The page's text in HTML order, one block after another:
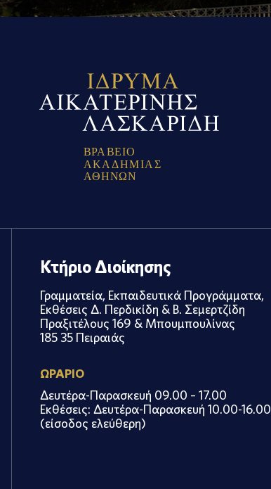
ΒΡΑ ΒΕΙΟ
ΑΚΑ ΔΗΜΙΑ Σ
ΑΘΗΝΩΝ
Κτήριο Διοίκησης
Γραμματεία, Εκπαιδευτικά Προγράμματα,
Εκθέσεις Δ. Περδικίδη & Β. Σεμερτζίδη
Πραξιτέλους 169 & Μπουμπουλίνας
185 35 Πειραιάς
ΩΡΑΡΙΟ
Δευτέρα-Παρασκευή 09.00 – 17.00
Εκθέσεις: Δευτέρα-Παρασκευή 10.00-16.00
(είσοδος ελεύθερη)